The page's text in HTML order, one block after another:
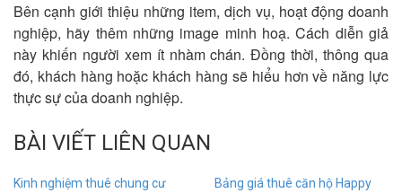
Bên cạnh giới thiệu những item, dịch vụ, hoạt động doanh
nghiệp, hãy thêm những image minh hoạ. Cách diễn giả
này khiến người xem ít nhàm chán. Đồng thời, thông qua
đó, khách hàng hoặc khách hàng sẽ hiểu hơn về năng lực
thực sự của doanh nghiệp.
BÀI VIẾT LIÊN QUAN
Kinh nghiệm thuê chung cư
Bảng giá thuê căn hộ Happy